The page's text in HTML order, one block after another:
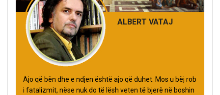
ALBERT VATAJ
Ajo që bën dhe e ndjen është ajo që duhet. Mos u bëj rob
i fatalizmit, nëse nuk do të lësh veten të bjerë në boshin